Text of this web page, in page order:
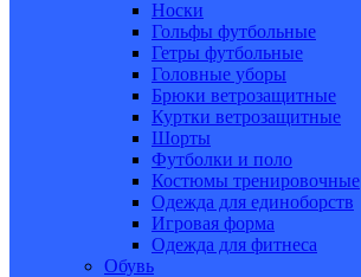
Носки
Гольфы футбольные
Гетры футбольные
Головные уборы
Брюки ветрозащитные
Куртки ветрозащитные
Шорты
Футболки и поло
Костюмы тренировочные
Одежда для единоборств
Игровая форма
Одежда для фитнеса
Обувь